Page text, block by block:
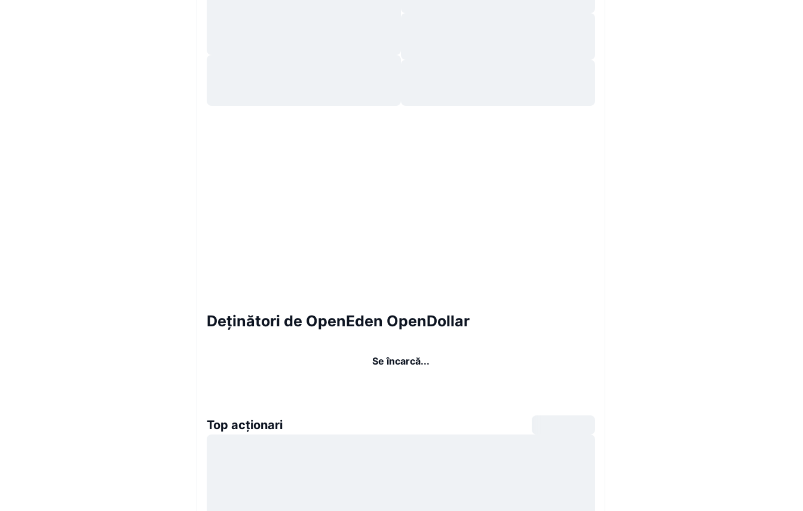
Deținători de OpenEden OpenDollar
Se încarcă...
Top acționari